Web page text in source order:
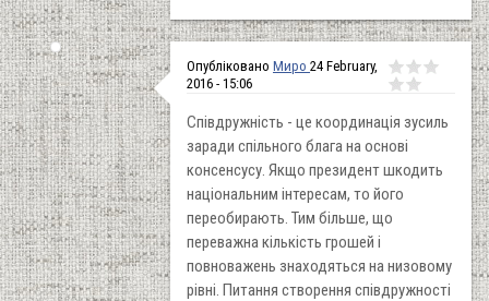
Опубліковано Миро 24 February,
2016 - 15:06
Співдружність - це координація зусиль
заради спільного блага на основі
консенсусу. Якщо президент шкодить
національним інтересам, то його
переобирають. Тим більше, що
переважна кількість грошей і
повноважень знаходяться на низовому
рівні. Питання створення співдружності